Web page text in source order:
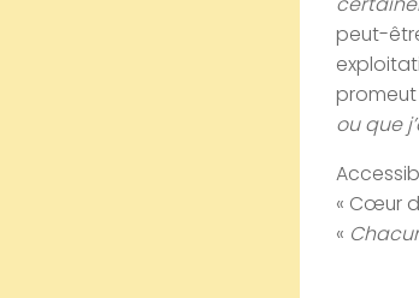
peut-
promeut
ou que
« Cœur
«